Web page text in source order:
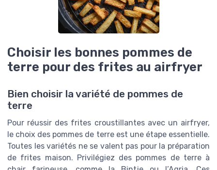
Choisir les bonnes pommes de
terre pour des frites au airfryer
Bien choisir la variété de pommes de
terre
Pour réussir des frites croustillantes avec un airfryer,
le choix des pommes de terre est une étape essentielle.
Toutes les variétés ne se valent pas pour la préparation
de frites maison. Privilégiez des pommes de terre à